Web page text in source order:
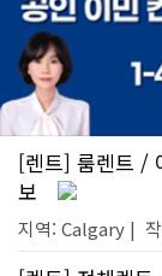
[렌트] 룸렌트
보
지역: Calgary |